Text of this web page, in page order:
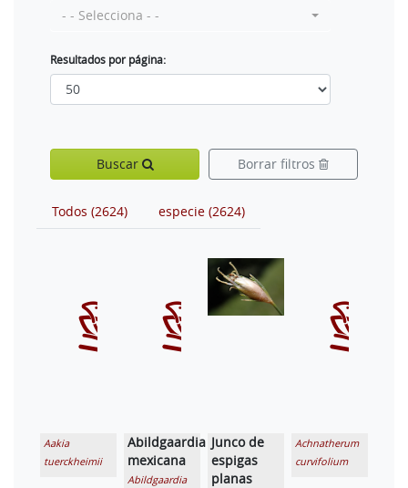
- - Selecciona - -
Resultados por página:
Buscar Borrar filtros
Todos (2624) especie (2624)
Aakia
tuerckheimii
Abildgaardia
mexicana
Abildgaardia
Junco de
espigas
planas
Achnatherum
curvifolium